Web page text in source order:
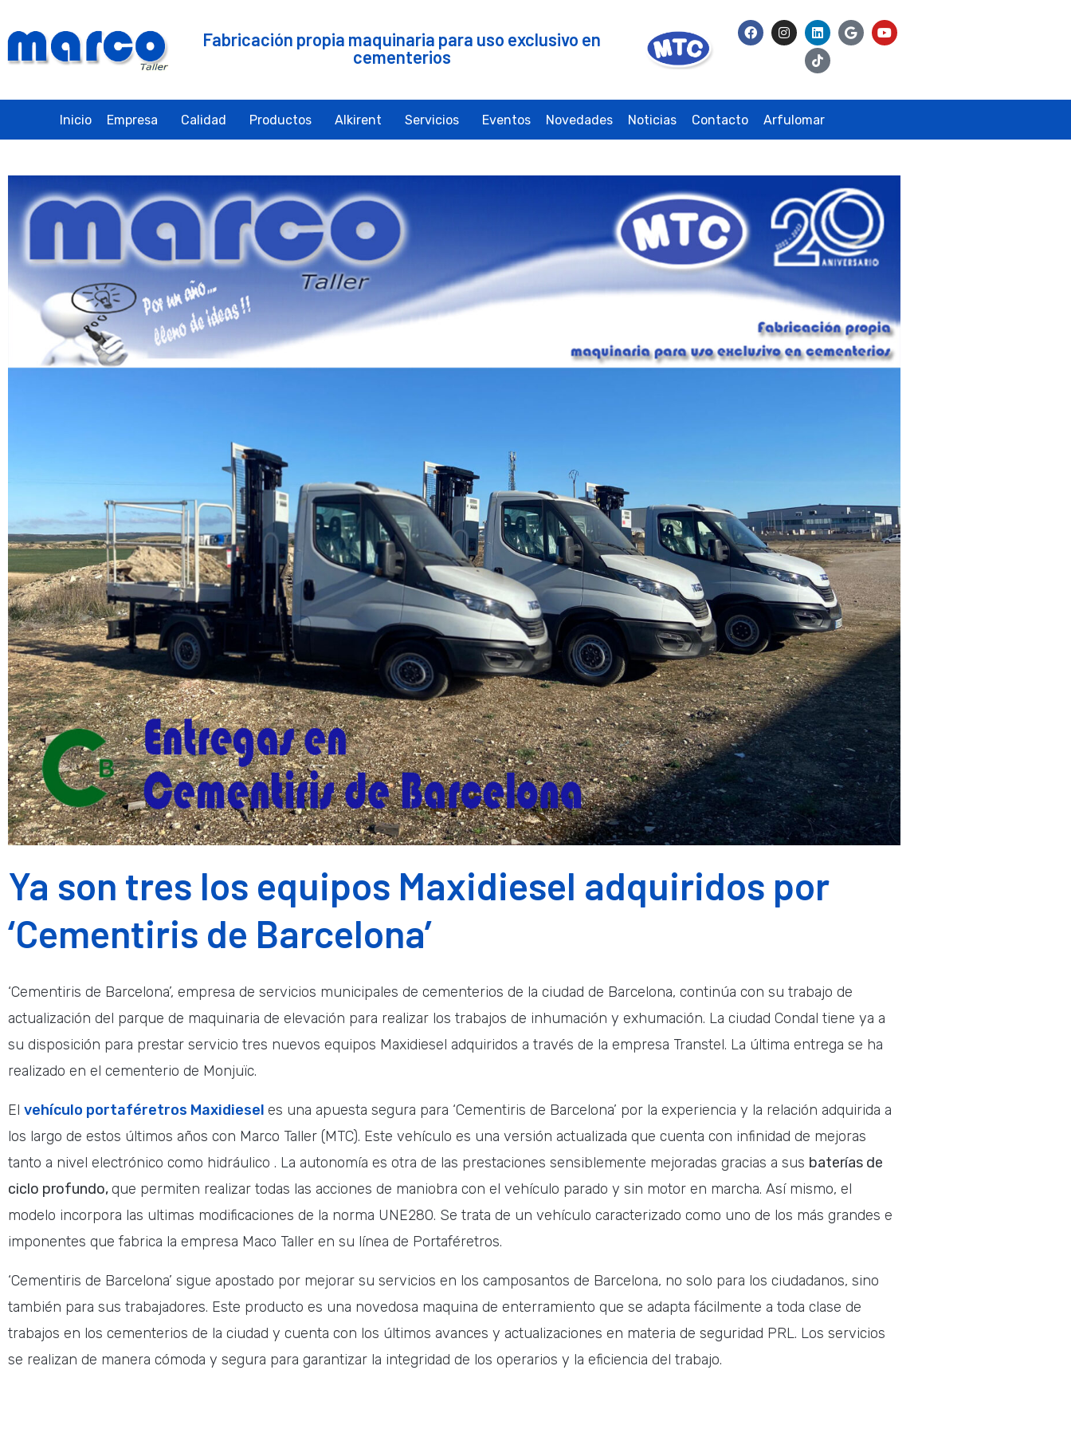
Fabricación propia maquinaria para uso exclusivo en
cementerios
Inicio Empresa Calidad Productos Alkirent Servicios Eventos Novedades Noticias Contacto Arfulomar
Ya son tres los equipos Maxidiesel adquiridos por
‘Cementiris de Barcelona’
‘Cementiris de Barcelona’, empresa de servicios municipales de cementerios de la ciudad de Barcelona, continúa con su trabajo de
actualización del parque de maquinaria de elevación para realizar los trabajos de inhumación y exhumación. La ciudad Condal tiene ya a
su disposición para prestar servicio tres nuevos equipos Maxidiesel adquiridos a través de la empresa Transtel. La última entrega se ha
realizado en el cementerio de Monjuïc.
El vehículo portaféretros Maxidiesel es una apuesta segura para ‘Cementiris de Barcelona’ por la experiencia y la relación adquirida a
los largo de estos últimos años con Marco Taller (MTC). Este vehículo es una versión actualizada que cuenta con infinidad de mejoras
tanto a nivel electrónico como hidráulico . La autonomía es otra de las prestaciones sensiblemente mejoradas gracias a sus baterías de
ciclo profundo,que permiten realizar todas las acciones de maniobra con el vehículo parado y sin motor en marcha. Así mismo, el
modelo incorpora las ultimas modificaciones de la norma UNE280. Se trata de un vehículo caracterizado como uno de los más grandes e
imponentes que fabrica la empresa Maco Taller en su línea de Portaféretros.
‘Cementiris de Barcelona’ sigue apostado por mejorar su servicios en los camposantos de Barcelona, no solo para los ciudadanos, sino
también para sus trabajadores. Este producto es una novedosa maquina de enterramiento que se adapta fácilmente a toda clase de
trabajos en los cementerios de la ciudad y cuenta con los últimos avances y actualizaciones en materia de seguridad PRL. Los servicios
se realizan de manera cómoda y segura para garantizar la integridad de los operarios y la eficiencia del trabajo.